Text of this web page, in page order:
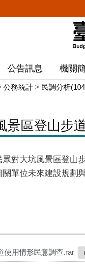
公告訊息 機關
公務統計 > 民調分析
景區登山步
對大坑風景區登山
單位未來建設規劃
使用情形民意調查.rar